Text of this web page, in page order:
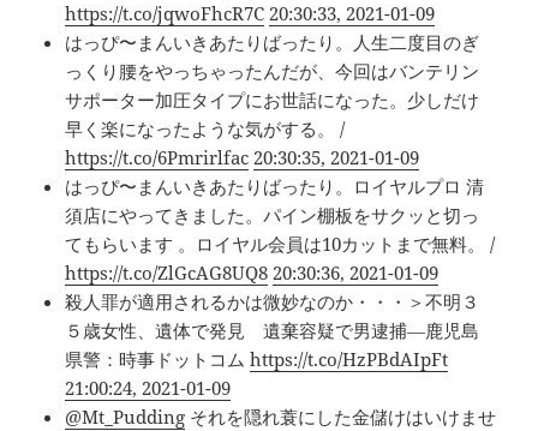
https://t.co/jqwoFhcR7C 20:30:33, 2021-01-09
はっぴ〜まんいきあたりばったり。人生二度目のぎ
っくり腰をやっちゃったんだが、今回はバンテリン
サポーター加圧タイプにお世話になった。少しだけ
早く楽になったような気がする。 /
https://t.co/6Pmrirlfac 20:30:35, 2021-01-09
はっぴ〜まんいきあたりばったり。ロイヤルプロ 清
須店にやってきました。パイン棚板をサクッと切っ
てもらいます 。ロイヤル会員は10カットまで無料。 /
https://t.co/ZlGcAG8UQ8 20:30:36, 2021-01-09
殺人罪が適用されるかは微妙なのか・・・＞不明３
５歳女性、遺体で発見 遺棄容疑で男逮捕―鹿児島
県警：時事ドットコムhttps://t.co/HzPBdAIpFt
21:00:24, 2021-01-09
@Mt_Pudding それを隠れ蓑にした金儲けはいけませ